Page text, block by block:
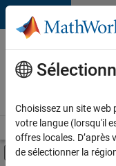
Passer au contenu
Votre
carrière
chez
Accueil Explorer nos
Activer/
Contenu principal
Choisissez un site
votre langue (lorsqu'il
offres locales.
de sélectionner la